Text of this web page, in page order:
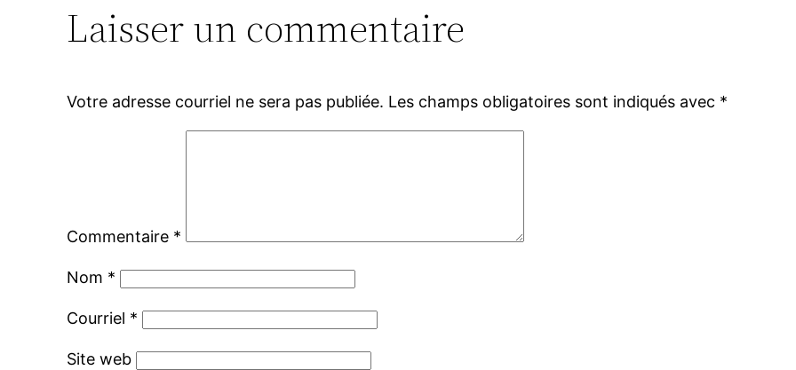
Laisser un commentaire
Votre adresse courriel ne sera pas publiée. Les champs obligatoires sont indiqués avec *
Commentaire *
Nom *
Courriel *
Site web